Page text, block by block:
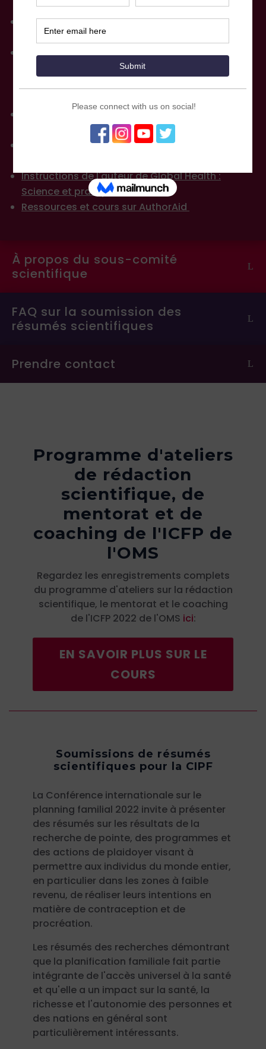
Article
Guide de rédaction d'un article scientifique de
l'OMS
Module d'apprentissage en ligne sur
"L'élaboration de manuscrits de revues pour la
plateforme de publicationF1000Research
Lignes directrices pour les auteurs de Gates
Instructions de l'auteur de Global Health :
Science et pratique
Ressources et cours sur AuthorAid
À propos du sous-comité
scientifique
FAQ sur la soumission des
résumés scientifiques
Prendre contact
Programme d'ateliers
de rédaction
scientifique, de
mentorat et de
coaching de l'ICFP de
l'OMS
Regardez les enregistrements complets
du programme d'ateliers sur la rédaction
scientifique, le mentorat et le coaching
de l'ICFP 2022 de l'OMS ici:
EN SAVOIR PLUS SUR LE
COURS
Soumissions de résumés
scientifiques pour la CIPF
La Conférence internationale sur le
planning familial 2022 invite à présenter
des résumés sur les résultats de la
recherche de pointe, des programmes et
des actions de plaidoyer visant à
permettre aux individus du monde entier,
en particulier dans les zones à faible
revenu, de réaliser leurs intentions en
matière de contraception et de
procréation.
Les résumés des recherches démontrant
que la planification familiale fait partie
intégrante de l'accès universel à la santé
et qu'elle a un impact sur la santé, la
richesse et l'autonomie des personnes et
des nations en général sont
particulièrement intéressants.